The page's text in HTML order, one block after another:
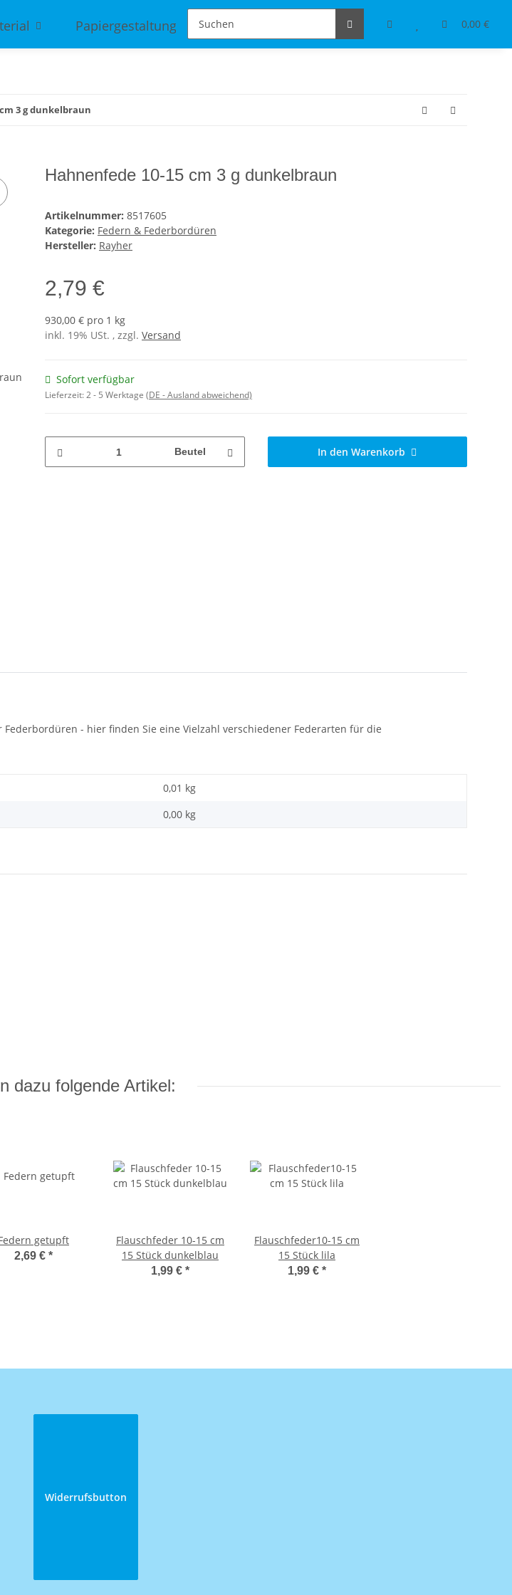
0,00 €
Papiergestaltung Schmuckdesign Tischdeko & Accessoires
3 g dunkelbraun
Hahnenfede 10-15 cm 3 g dunkelbraun
Artikelnummer: 8517605
Kategorie: Federn & Federbordüren
Hersteller: Rayher
2,79 €
930,00 € pro 1 kg
inkl. 19% USt. , zzgl. Versand
Sofort verfügbar
Lieferzeit:2 - 5 Werktage (DE - Ausland abweichend)
Beutel In den Warenkorb
- hier finden Sie eine Vielzahl verschiedener Federarten für die
0,01 kg
0,00 kg
dazu folgende Artikel:
getupft
2,69 € *
Flauschfeder 10-15 cm
15 Stück dunkelblau
1,99 € *
Flauschfeder10-15 cm
15 Stück lila
1,99 € *
Widerrufsbutton